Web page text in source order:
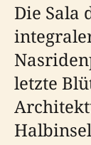
Die Sala
letzte